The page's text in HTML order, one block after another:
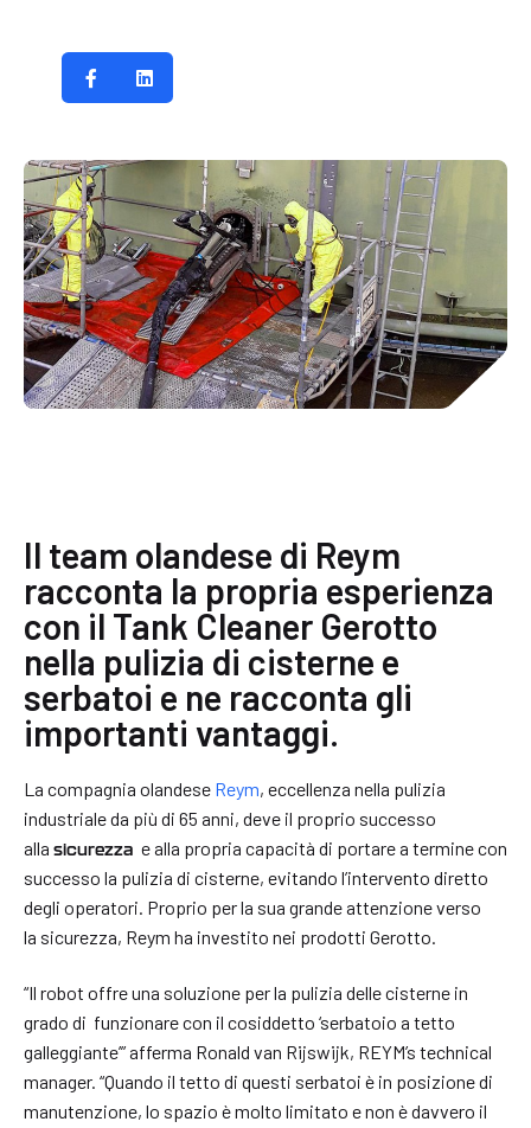
Il team olandese di Reym
racconta la propria esperienza
con il Tank Cleaner Gerotto
nella pulizia di cisterne e
serbatoi e ne racconta gli
importanti vantaggi.
La compagnia olandese Reym, eccellenza nella pulizia
industriale da più di 65 anni, deve il proprio successo
alla sicurezza e alla propria capacità di portare a termine con
successo la pulizia di cisterne, evitando l’intervento diretto
degli operatori. Proprio per la sua grande attenzione verso
la sicurezza, Reym ha investito nei prodotti Gerotto.
“Il robot offre una soluzione per la pulizia delle cisterne in
grado di funzionare con il cosiddetto ‘serbatoio a tetto
galleggiante’” afferma Ronald van Rijswijk, REYM’s technical
manager. “Quando il tetto di questi serbatoi è in posizione di
manutenzione, lo spazio è molto limitato e non è davvero il